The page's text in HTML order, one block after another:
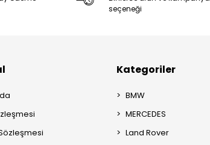
seçeneği
Kategoriler
BMW
MERCEDES
Land Rover